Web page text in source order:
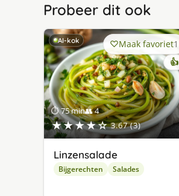
Probeer dit ook
AI-kok
⏱ 75 min👥 4
★★★★☆ 3.67 (3)
Maak favoriet1
👍
Linzensalade
Bijgerechten Salades